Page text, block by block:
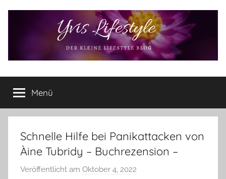
Yvis
Lifestyle
Lifestyle
Blog
–
Lifestyle,
Rezensionen,
Produkttests
und
Menü
Schnelle Hilfe bei Panikattacken von
Àine Tubridy – Buchrezension –
Veröffentlicht am Oktober 4, 2022